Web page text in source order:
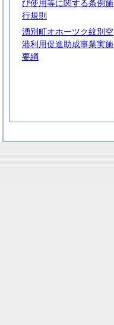
び使用等に関する条例施
行規則
湧別町オホーツク紋別空
港利用促進助成事業実施
要綱